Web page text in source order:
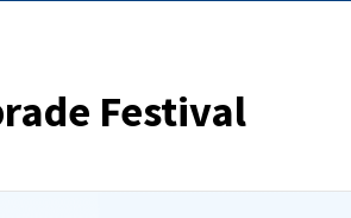
Festival